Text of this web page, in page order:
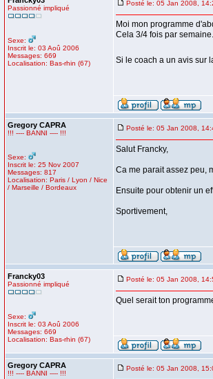
Passionné impliqué
Sexe:
Inscrit le: 03 Aoû 2006
Messages: 669
Localisation: Bas-rhin (67)
Posté le: 05 Jan 2008,
Moi mon programme
Cela 3/4 fois par
Si le coach a un avis sur
Gregory CAPRA
!!! ---- BANNI ---- !!!
Sexe:
Inscrit le: 25 Nov 2007
Messages: 817
Localisation: Paris / Lyon / Nice
/ Marseille / Bordeaux
Posté le: 05 Jan 2008,
Salut Francky,
Ca me parait assez peu,
Ensuite pour obtenir un
Sportivement,
Francky03
Passionné impliqué
Sexe:
Inscrit le: 03 Aoû 2006
Messages: 669
Localisation: Bas-rhin (67)
Posté le: 05 Jan 2008,
Quel serait ton
Gregory CAPRA
!!! ---- BANNI ---- !!!
Posté le: 05 Jan 2008,